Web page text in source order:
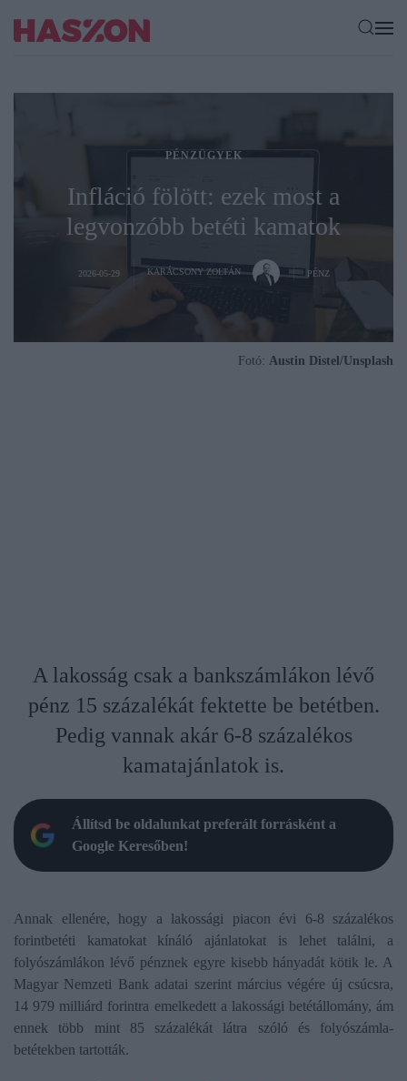
PÉNZÜGYEK
Infláció fölött: ezek most a
legvonzóbb betéti kamatok
2026-05-29 KARÁCSONY ZOLTÁN PÉNZ
Fotó: Austin Distel/Unsplash
A lakosság csak a bankszámlákon lévő
pénz 15 százalékát fektette be betétben.
Pedig vannak akár 6-8 százalékos
kamatajánlatok is.
Állítsd be oldalunkat preferált forrásként a
Google Keresőben!
Annak ellenére, hogy a lakossági piacon évi 6-8 százalékos
forintbetéti kamatokat kínáló ajánlatokat is lehet találni, a
folyószámlákon lévő pénznek egyre kisebb hányadát kötik le. A
Magyar Nemzeti Bank adatai szerint március végére új csúcsra,
14 979 milliárd forintra emelkedett a lakossági betétállomány, ám
ennek több mint 85 százalékát látra szóló és folyószámla-
betétekben tartották.